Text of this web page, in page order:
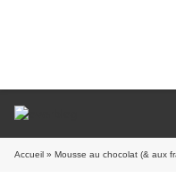
Accueil » Mousse au chocolat (& aux